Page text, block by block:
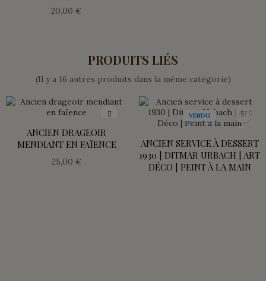
20,00 €
PRODUITS LIÉS
(Il y a 16 autres produits dans la même catégorie)
ANCIEN DRAGEOIR
MENDIANT EN FAÏENCE
25,00 €
VENDU
ANCIEN SERVICE À DESSERT
1930 | DITMAR URBACH | ART
DÉCO | PEINT À LA MAIN